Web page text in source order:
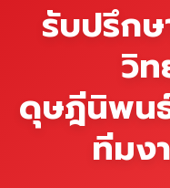
รับปรึกษ
วิ
ดุษฎีนิพน
ทีมง